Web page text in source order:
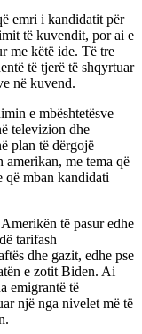
emri i kandidatit për
të kuvendit, por ai e
me këtë ide. Të tre
të tjerë të shqyrtuar
në kuvend.
e mbështetësve
televizion dhe
plan të dërgojë
amerikan, me tema që
që mban kandidati
të pasur edhe
tarifash
dhe gazit, edhe pse
e zotit Biden. Ai
emigrantë të
një nga nivelet më të